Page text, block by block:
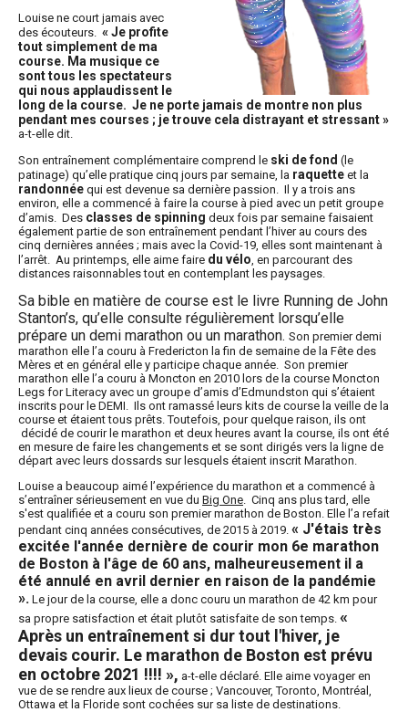
Louise ne court jamais avec
des écouteurs. « Je profite
tout simplement de ma
course. Ma musique ce
sont tous les spectateurs
qui nous applaudissent le
long de la course. Je ne porte jamais de montre non plus
pendant mes courses ; je trouve cela distrayant et stressant »
a-t-elle dit.
Son entraînement complémentaire comprend le ski de fond (le
patinage) qu’elle pratique cinq jours par semaine, la raquette et la
randonnée qui est devenue sa dernière passion. Il y a trois ans
environ, elle a commencé à faire la course à pied avec un petit groupe
d’amis. Des classes de spinning deux fois par semaine faisaient
également partie de son entraînement pendant l’hiver au cours des
cinq dernières années ; mais avec la Covid-19, elles sont maintenant à
l’arrêt. Au printemps, elle aime faire du vélo, en parcourant des
distances raisonnables tout en contemplant les paysages.
Sa bible en matière de course est le livre Running de John
Stanton’s, qu’elle consulte régulièrement lorsqu’elle
prépare un demi marathon ou un marathon. Son premier demi
marathon elle l’a couru à Fredericton la fin de semaine de la Fête des
Mères et en général elle y participe chaque année. Son premier
marathon elle l’a couru à Moncton en 2010 lors de la course Moncton
Legs for Literacy avec un groupe d’amis d’Edmundston qui s’étaient
inscrits pour le DEMI. Ils ont ramassé leurs kits de course la veille de la
course et étaient tous prêts. Toutefois, pour quelque raison, ils ont
décidé de courir le marathon et deux heures avant la course, ils ont été
en mesure de faire les changements et se sont dirigés vers la ligne de
départ avec leurs dossards sur lesquels étaient inscrit Marathon.
Louise a beaucoup aimé l’expérience du marathon et a commencé à
s’entraîner sérieusement en vue du Big One. Cinq ans plus tard, elle
s'est qualifiée et a couru son premier marathon de Boston. Elle l’a refait
pendant cinq années consécutives, de 2015 à 2019. « J'étais très
excitée l'année dernière de courir mon 6e marathon
de Boston à l'âge de 60 ans, malheureusement il a
été annulé en avril dernier en raison de la pandémie
». Le jour de la course, elle a donc couru un marathon de 42 km pour
sa propre satisfaction et était plutôt satisfaite de son temps. «
Après un entraînement si dur tout l'hiver, je
devais courir. Le marathon de Boston est prévu
en octobre 2021 !!!! », a-t-elle déclaré. Elle aime voyager en
vue de se rendre aux lieux de course ; Vancouver, Toronto, Montréal,
Ottawa et la Floride sont cochées sur sa liste de destinations.